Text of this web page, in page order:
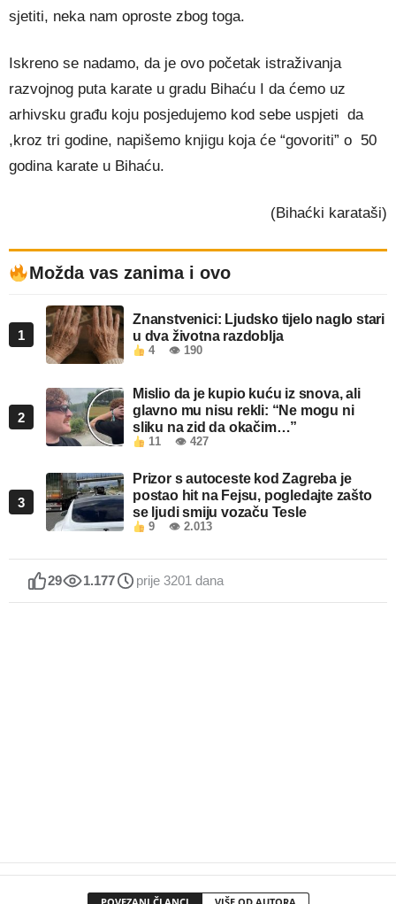
sjetiti, neka nam oproste zbog toga.
Iskreno se nadamo, da je ovo početak istraživanja
razvojnog puta karate u gradu Bihaću I da ćemo uz
arhivsku građu koju posjedujemo kod sebe uspjeti da
,kroz tri godine, napišemo knjigu koja će “govoriti” o 50
godina karate u Bihaću.
(Bihaćki karataši)
Možda vas zanima i ovo
1
Znanstvenici: Ljudsko tijelo naglo stari
u dva životna razdoblja
4 👁 190
2
Mislio da je kupio kuću iz snova, ali
glavno mu nisu rekli: “Ne mogu ni
sliku na zid da okačim…”
11 👁 427
3
Prizor s autoceste kod Zagreba je
postao hit na Fejsu, pogledajte zašto
se ljudi smiju vozaču Tesle
9 👁 2.013
29 1.177 prije 3201 dana
POVEZANI ČLANCI VIŠE OD AUTORA